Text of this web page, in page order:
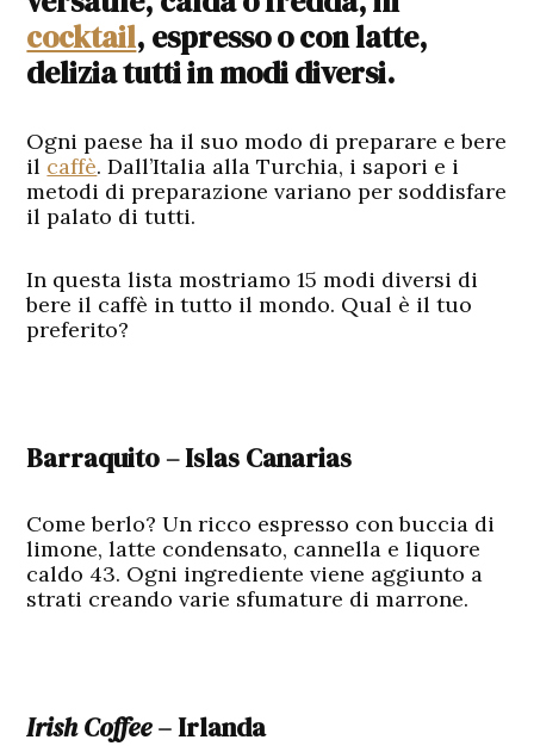
cocktail, espresso o con latte,
delizia tutti in modi diversi.
Ogni paese ha il suo modo di preparare e bere
il caffè. Dall’Italia alla Turchia, i sapori e i
metodi di preparazione variano per soddisfare
il palato di tutti.
In questa lista mostriamo 15 modi diversi di
bere il caffè in tutto il mondo. Qual è il tuo
preferito?
Barraquito – Islas Canarias
Come berlo? Un ricco espresso con buccia di
limone, latte condensato, cannella e liquore
caldo 43. Ogni ingrediente viene aggiunto a
strati creando varie sfumature di marrone.
Irish Coffee –Irlanda